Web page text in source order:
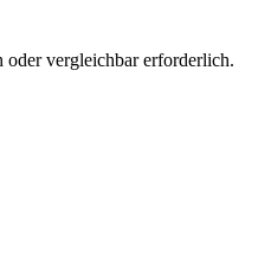
vergleichbar erforderlich.